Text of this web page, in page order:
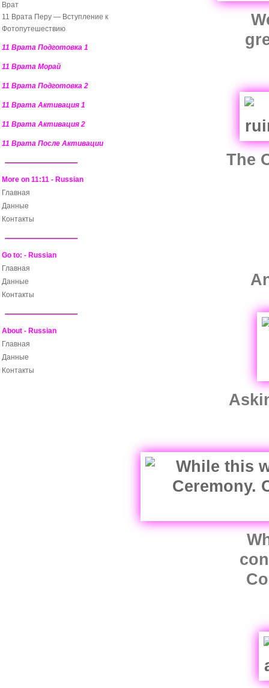
The
Врат
11 Врата Перу — Вступление к
Фотопутешествию
11 Врата Подготовка 1
11 Врата Морай
11 Врата Подготовка 2
11 Врата Активация 1
11 Врата Активация 2
11 Врата После Активации
More on 11:11 - Russian
Главная
Данные
Контакты
Go to: - Russian
Главная
Данные
Контакты
About - Russian
Главная
Данные
Контакты